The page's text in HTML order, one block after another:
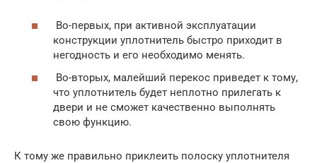
Во-первых, при активной эксплуатации
конструкции уплотнитель быстро приходит в
негодность и его необходимо менять.
Во-вторых, малейший перекос приведет к тому,
что уплотнитель будет неплотно прилегать к
двери и не сможет качественно выполнять
свою функцию.
К тому же правильно приклеить полоску уплотнителя